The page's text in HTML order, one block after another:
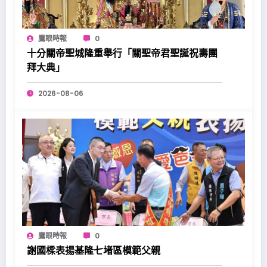
鷹眼時報 0
十分關帝聖城隆重舉行「關聖帝君聖誕祝壽團
拜大典」
2026-08-06
鷹眼時報 0
謝國樑表揚基隆七堵區模範父親